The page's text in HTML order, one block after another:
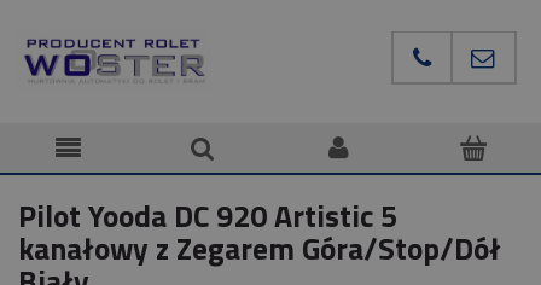
Pilot Yooda DC 920 Artistic 5
kanałowy z Zegarem Góra/Stop/Dół